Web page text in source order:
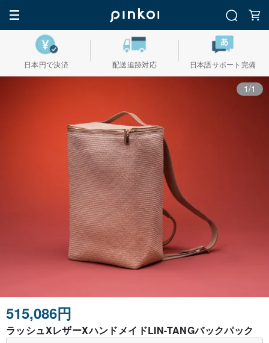
日本円で決済 配送追跡対応 日本語サポート完備
1/1
515,086円
ラッシュXレザーXハンドメイドLIN-TANGバックパック